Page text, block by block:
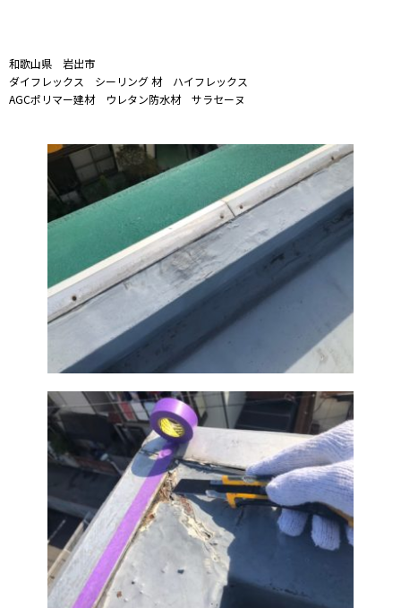
和歌山県 岩出市
ダイフレックス シーリング 材 ハイフレックス
AGCポリマー建材 ウレタン防水材 サラセーヌ